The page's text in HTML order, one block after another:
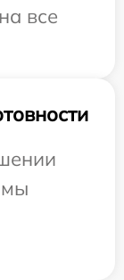
все
мы